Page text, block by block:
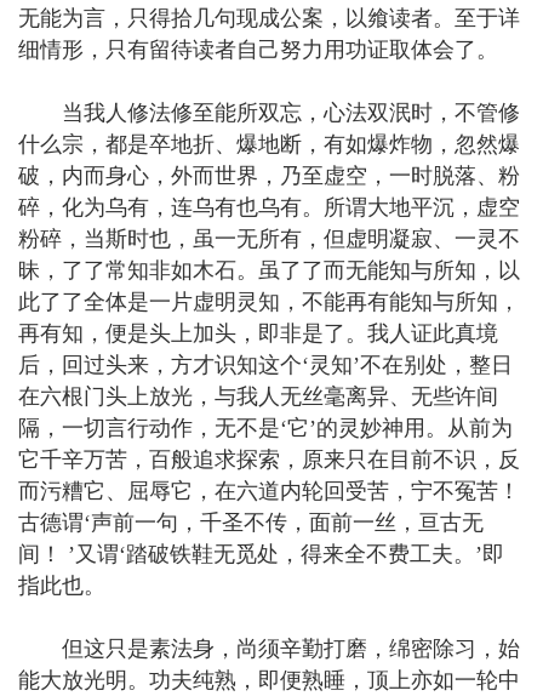
无能为言，只得拾几句现成公案，以飨读者。至于详
细情形，只有留待读者自己努力用功证取体会了。
当我人修法修至能所双忘，心法双泯时，不管修
什么宗，都是卒地折、爆地断，有如爆炸物，忽然爆
破，内而身心，外而世界，乃至虚空，一时脱落、粉
碎，化为乌有，连乌有也乌有。所谓大地平沉，虚空
粉碎，当斯时也，虽一无所有，但虚明凝寂、一灵不
昧，了了常知非如木石。虽了了而无能知与所知，以
此了了全体是一片虚明灵知，不能再有能知与所知，
再有知，便是头上加头，即非是了。我人证此真境
后，回过头来，方才识知这个‘灵知’不在别处，整日
在六根门头上放光，与我人无丝毫离异、无些许间
隔，一切言行动作，无不是‘它’的灵妙神用。从前为
它千辛万苦，百般追求探索，原来只在目前不识，反
而污糟它、屈辱它，在六道内轮回受苦，宁不冤苦！
古德谓‘声前一句，千圣不传，面前一丝，亘古无
间！ ’又谓‘踏破铁鞋无觅处，得来全不费工夫。’即
指此也。
但这只是素法身，尚须辛勤打磨，绵密除习，始
能大放光明。功夫纯熟，即便熟睡，顶上亦如一轮中